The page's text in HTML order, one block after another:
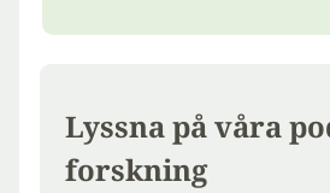
Lyssna på våra
forskning